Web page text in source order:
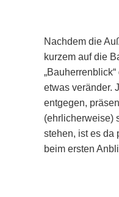
Nachdem die
kurzem auf die
etwas veränder.
entgegen,
(ehrlicherweise)
stehen, ist es da
beim ersten